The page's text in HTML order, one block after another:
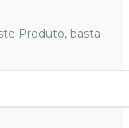
Produto, basta